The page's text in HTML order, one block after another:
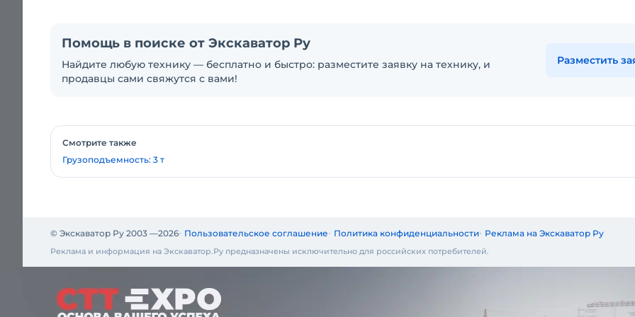
Помощь в поиске от Экскаватор Ру
Найдите любую технику — бесплатно и быстро: разместите заявку на технику, и
продавцы сами свяжутся с вами!
Разместить
Смотрите также
Грузоподъемность: 3 т
© Экскаватор Ру 2003 —2026 Пользовательское соглашение Политика конфиденциальности Реклама на Экскаватор Ру
Реклама и информация на Экскаватор.Ру предназначены исключительно для российских потребителей.